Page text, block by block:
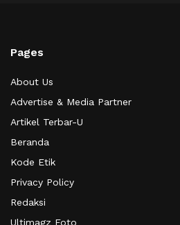
Pages
About Us
Advertise & Media Partner
Artikel Terbar-U
Beranda
Kode Etik
Privacy Policy
Redaksi
Ultimagz Foto